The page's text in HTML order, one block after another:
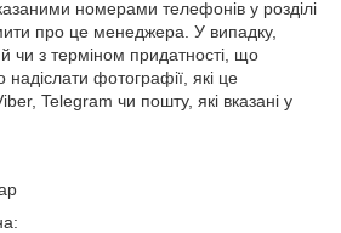
номерами телефонів у розділі
про це менеджера. У випадку,
чи з терміном придатності, що
фотографії, які це
Telegram чи пошту, які вказані у